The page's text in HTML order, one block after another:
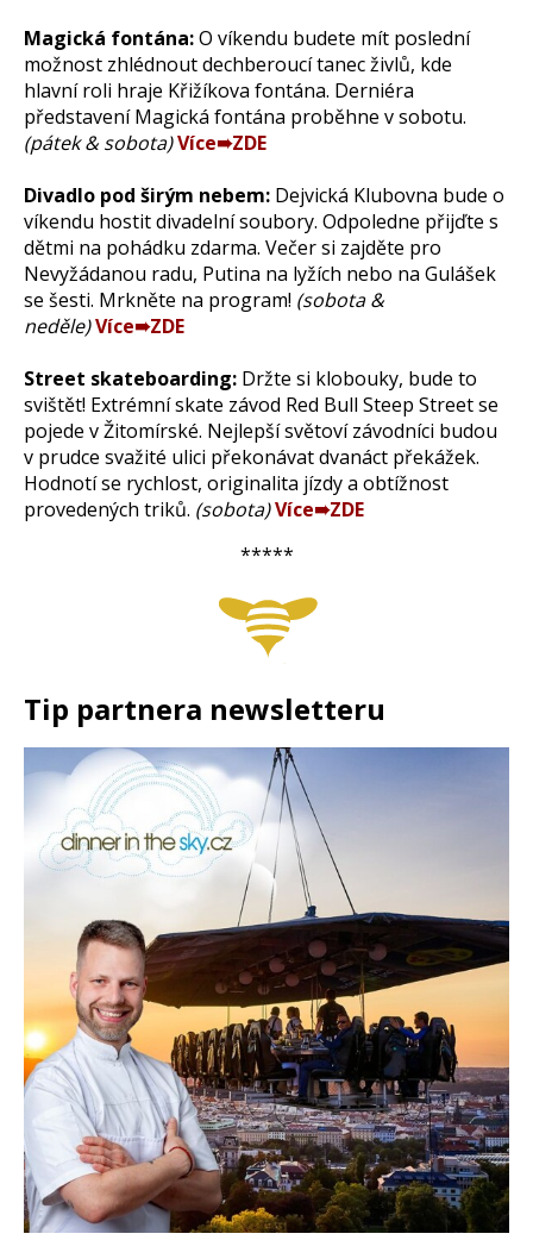
Magická fontána:O víkendu budete mít poslední
možnost zhlédnout dechberoucí tanec živlů, kde
hlavní roli hraje Křižíkova fontána. Derniéra
představení Magická fontána proběhne v sobotu.
(pátek & sobota)Více➠ZDE
Divadlo pod širým nebem: Dejvická Klubovna bude o
víkendu hostit divadelní soubory. Odpoledne přijďte s
dětmi na pohádku zdarma. Večer si zajděte pro
Nevyžádanou radu, Putina na lyžích nebo na Gulášek
se šesti. Mrkněte na program! (sobota &
neděle)Více➠ZDE
Street skateboarding: Držte si klobouky, bude to
svištět! Extrémní skate závod Red Bull Steep Street se
pojede v Žitomírské. Nejlepší světoví závodníci budou
v prudce svažité ulici překonávat dvanáct překážek.
Hodnotí se rychlost, originalita jízdy a obtížnost
provedených triků. (sobota)Více➠ZDE
*****
Tip partnera newsletteru